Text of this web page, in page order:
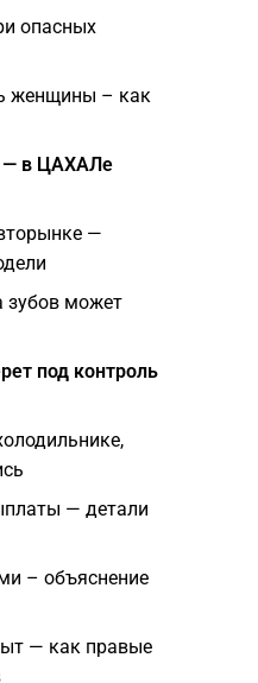
опасных
женщины – как
— в ЦАХАЛе
—
зубов может
под контроль
— детали
– объяснение
— как правые